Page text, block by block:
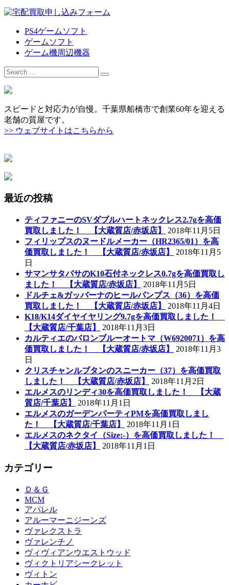
PS4ゲームソフト
ゲームソフト
ゲーム機周辺機器
Search
for:
スピードと対応力が自慢。千葉県船橋市で創業60年を迎える
老舗の質屋です。
>> ウェブサイトはこちらから
最近の投稿
ティファニーのSVダブルハートネックレス2.7gを高価
買取しました！ 【大蔵質店/赤坂店】
2018年11月5日
フィリップスのヌードルメーカー（HR2365/01）を高
価買取しました！ 【大蔵質店/赤坂店】
2018年11月5
日
サマンサタバサのK10石付ネックレス0.7gを高価買取し
ました！ 【大蔵質店/赤坂店】
2018年11月5日
ドルチェ&ガッバーナのヒールパンプス（36）を高価
買取しました！ 【大蔵質店/赤坂店】
2018年11月4日
K18/K14ダイヤイヤリング9.7gを高価買取しました！
【大蔵質店/千葉店】
2018年11月3日
カルティエのバロンブルーオートマ（W6920071）を高
価買取しました！ 【大蔵質店/赤坂店】
2018年11月3
日
クリスチャンルブタンのスニーカー（37）を高価買取
しました！ 【大蔵質店/赤坂店】
2018年11月2日
エルメスのリンディ30を高価買取しました！ 【大蔵
質店/千葉店】
2018年11月1日
エルメスのガーデンパーティPMを高価買取しまし
た！ 【大蔵質店/千葉店】
2018年11月1日
エルメスのネクタイ（Size:-）を高価買取しました！
【大蔵質店/赤坂店】
2018年11月1日
カテゴリー
Ｄ＆Ｇ
MCM
アパレル
アルーマーニジーンズ
ヴァレクストラ
ヴァレンチノ
ヴィヴィアンウエストウッド
ヴィクトリアシークレット
ヴィトン